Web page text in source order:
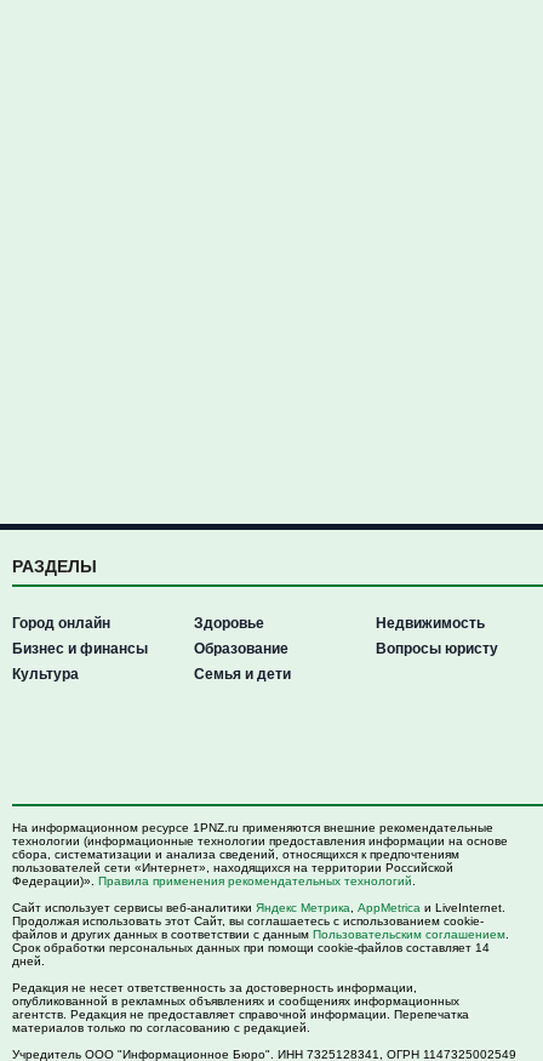
РАЗДЕЛЫ
Город онлайн
Бизнес и финансы
Культура
Здоровье
Образование
Семья и дети
Недвижимость
Вопросы юристу
На информационном ресурсе 1PNZ.ru применяются внешние рекомендательные
технологии (информационные технологии предоставления информации на основе
сбора, систематизации и анализа сведений, относящихся к предпочтениям
пользователей сети «Интернет», находящихся на территории Российской
Федерации)». Правила применения рекомендательных технологий
Сайт использует сервисы веб-аналитики Яндекс Метрика AppMetrica и LiveInternet.
Продолжая использовать этот Сайт, вы соглашаетесь с использованием cookie-
файлов и других данных в соответствии с данным Пользовательским соглашением
Срок обработки персональных данных при помощи cookie-файлов составляет 14
дней.
Редакция не несет ответственность за достоверность информации,
опубликованной в рекламных объявлениях и сообщениях информационных
агентств. Редакция не предоставляет справочной информации. Перепечатка
материалов только по согласованию с редакцией.
Учредитель ООО "Информационное Бюро". ИНН 7325128341, ОГРН 1147325002549